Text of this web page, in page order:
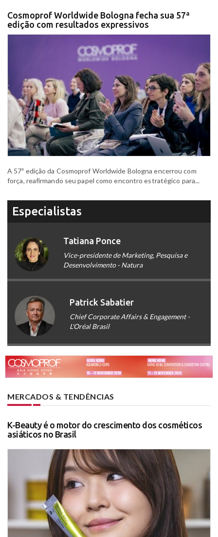
Cosmoprof Worldwide Bologna fecha sua 57ª
edição com resultados expressivos
A 57ª edição da Cosmoprof Worldwide Bologna encerrou com
força, reafirmando seu papel como encontro estratégico para...
Especialistas
Tatiana Ponce
Vice-presidente de Marketing, Pesquisa e
Desenvolvimento - Natura
Patrick Sabatier
Chief Corporate Affairs & Engagement -
L'Oréal Brasil
MERCADOS & TENDÊNCIAS
K-Beauty é o motor do crescimento dos cosméticos
asiáticos no Brasil